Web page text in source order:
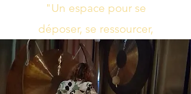
"Un espace pour se
déposer, se ressourcer,
s’harmoniser"